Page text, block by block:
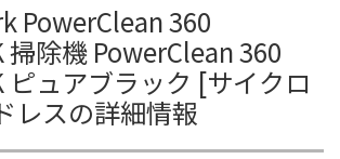
PowerClean 360
掃除機 PowerClean 360
ピュアブラック [サイクロ
レスの詳細情報